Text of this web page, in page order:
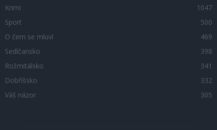
Krimi
1047
Sport
500
O čem se mluví
469
Sedlčansko
398
Rožmitálsko
341
Dobříšsko
332
Váš názor
305